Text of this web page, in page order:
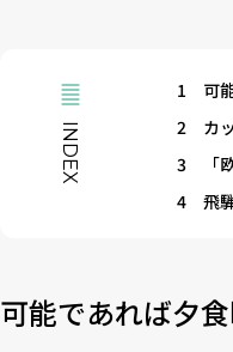
INDEX
1
可
2
カ
3
4
飛
可能であれば夕